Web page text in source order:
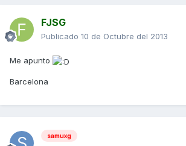
FJSG
Publicado 10 de Octubre del 2013
Me apunto
Barcelona
samuxg